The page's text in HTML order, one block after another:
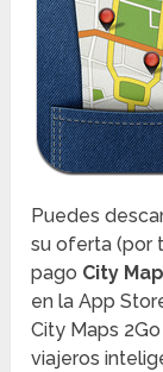
Puedes
su oferta (por
pago City
en la App
City Maps
viajeros